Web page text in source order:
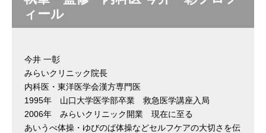
ィール
今井 一彰
みらいクリニック院長
内科医・東洋医学会漢方専門医
1995年 山口大学医学部卒業 救急医学講座入局
2006年 みらいクリニック開業 現在に至る
あいうべ体操・ゆびのば体操などセルフケアの大切さを伝